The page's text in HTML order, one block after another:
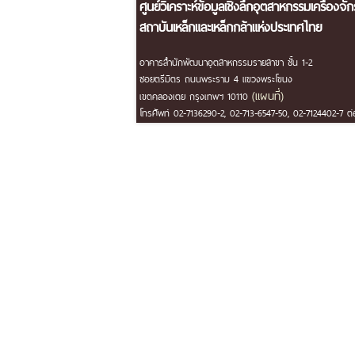
ศูนย์วิเคราะห์ข้อมูลเชิงลึกอุตสาหกรรมเครื่องจั
สถาบันเหล็กและเหล็กกล้าแห่งประเทศไทย
อาคารสำนักพัฒนาอุตสาหกรรมรายสาขา ชั้น 1-2
ซอยตรีมิตร ถนนพระราม 4 แขวงพระโขนง
เขตคลองเตย กรุงเทพฯ 10110 (แผนที่)
โทรศัพท์ 02-7136290-2, 02-713-6547-50, 02-7124402-7 ต่